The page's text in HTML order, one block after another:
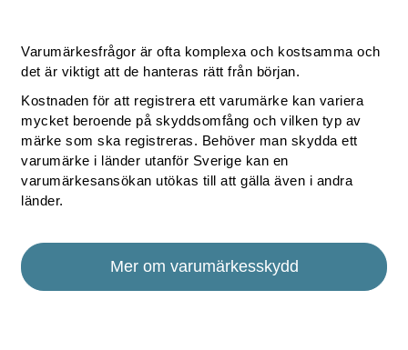
Varumärkesfrågor är ofta komplexa och kostsamma och
det är viktigt att de hanteras rätt från början.
Kostnaden för att registrera ett varumärke kan variera
mycket beroende på skyddsomfång och vilken typ av
märke som ska registreras. Behöver man skydda ett
varumärke i länder utanför Sverige kan en
varumärkesansökan utökas till att gälla även i andra
länder.
Mer om varumärkesskydd